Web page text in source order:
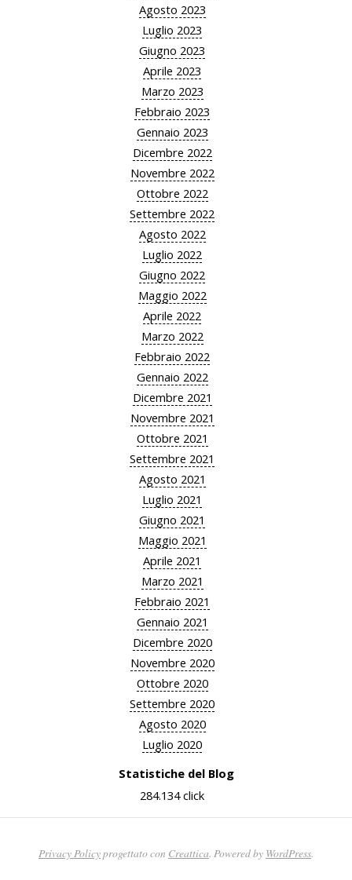
Agosto 2023
Luglio 2023
Giugno 2023
Aprile 2023
Marzo 2023
Febbraio 2023
Gennaio 2023
Dicembre 2022
Novembre 2022
Ottobre 2022
Settembre 2022
Agosto 2022
Luglio 2022
Giugno 2022
Maggio 2022
Aprile 2022
Marzo 2022
Febbraio 2022
Gennaio 2022
Dicembre 2021
Novembre 2021
Ottobre 2021
Settembre 2021
Agosto 2021
Luglio 2021
Giugno 2021
Maggio 2021
Aprile 2021
Marzo 2021
Febbraio 2021
Gennaio 2021
Dicembre 2020
Novembre 2020
Ottobre 2020
Settembre 2020
Agosto 2020
Luglio 2020
Statistiche del Blog
284.134 click
Privacy Policyprogettato con Creattica. Powered by WordPress.